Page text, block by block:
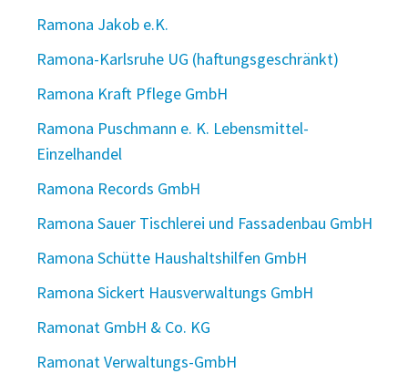
Ramona Jakob e.K.
Ramona-Karlsruhe UG (haftungsgeschränkt)
Ramona Kraft Pflege GmbH
Ramona Puschmann e. K. Lebensmittel-
Einzelhandel
Ramona Records GmbH
Ramona Sauer Tischlerei und Fassadenbau GmbH
Ramona Schütte Haushaltshilfen GmbH
Ramona Sickert Hausverwaltungs GmbH
Ramonat GmbH & Co. KG
Ramonat Verwaltungs-GmbH